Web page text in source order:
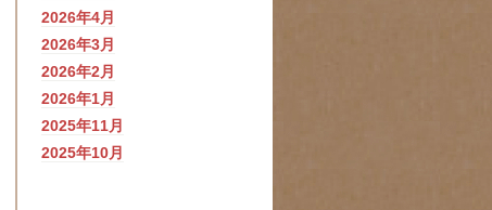
2026年4月
2026年3月
2026年2月
2026年1月
2025年11月
2025年10月